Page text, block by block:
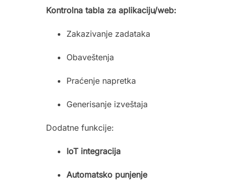
Kontrolna tabla za aplikaciju/web:
Zakazivanje zadataka
Obaveštenja
Praćenje napretka
Generisanje izveštaja
Dodatne funkcije:
IoT integracija
Automatsko punjenje